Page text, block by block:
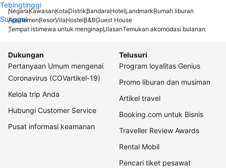
Tebingtinggi
Sunggal
NegaraKawasanKotaDistrikBandaraHotelLandmarkRumah liburan
ApartemenResorVilaHostelB&BGuest House
Tempat istimewa untuk menginapUlasanTemukan akomodasi bulanan
Dukungan
Pertanyaan Umum mengenai
Coronavirus (COVartikel-19)
Kelola trip Anda
Hubungi Customer Service
Pusat informasi keamanan
Telusuri
Program loyalitas Genius
Promo liburan dan musiman
Artikel travel
Booking.com untuk Bisnis
Traveller Review Awards
Rental Mobil
Pencari tiket pesawat